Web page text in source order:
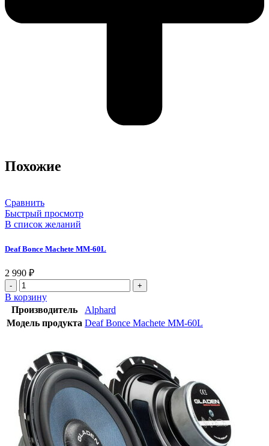
Похожие
Сравнить
Быстрый просмотр
В список желаний
Deaf Bonce Machete MM-60L
2 990 ₽
В корзину
Производитель
Alphard
Модель продукта Deaf Bonce Machete MM-60L